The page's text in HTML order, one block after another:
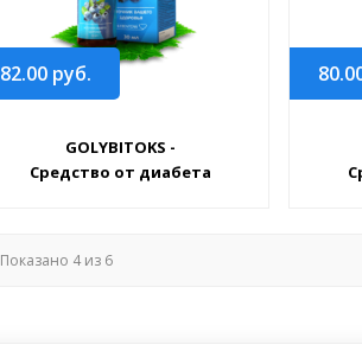
82.00 руб.
GOLYBITOKS -
Средство от диабета
Показано 4из 6